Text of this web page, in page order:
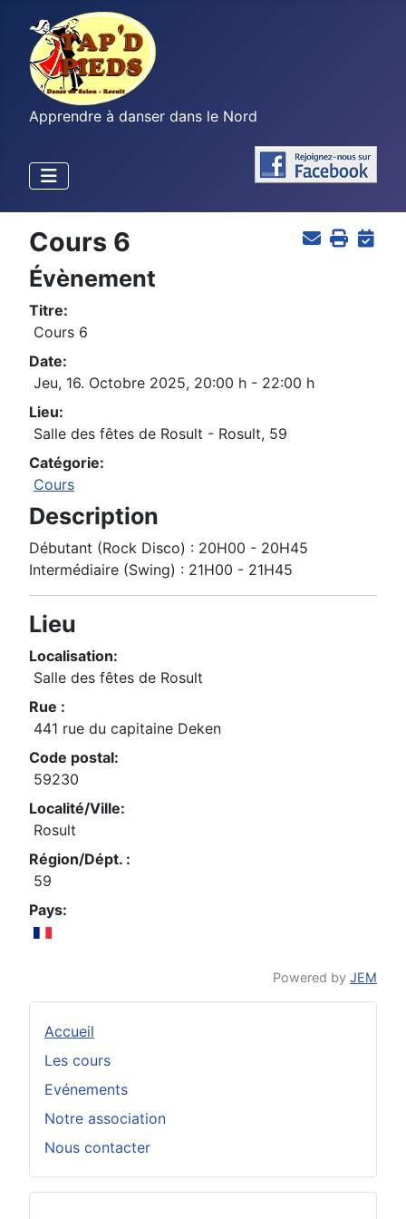
Apprendre à danser dans le Nord
Accueil
Les cours
Evénements
Notre association
Nous contacter
Cours 6
Évènement
Titre:
Cours 6
Date:
Jeu, 16. Octobre 2025, 20:00 h - 22:00 h
Lieu:
Salle des fêtes de Rosult - Rosult, 59
Catégorie:
Cours
Description
Débutant (Rock Disco) : 20H00 - 20H45
Intermédiaire (Swing) : 21H00 - 21H45
Lieu
Localisation:
Salle des fêtes de Rosult
Rue :
441 rue du capitaine Deken
Code postal:
59230
Localité/Ville:
Rosult
Région/Dépt. :
59
Pays:
Powered by JEM